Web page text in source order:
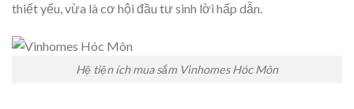
thiết yếu, vừa là cơ hội đầu tư sinh lời hấp dẫn.
Hệ tiện ích mua sắm Vinhomes Hóc Môn